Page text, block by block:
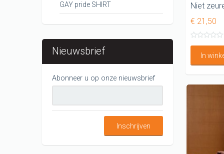
€ 21,50
In
GAY pride SHIRT
Nieuwsbrief
Abonneer u op onze nieuwsbrief
Inschrijven